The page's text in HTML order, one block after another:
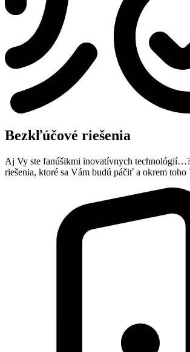
Bezkľúčové riešenia
Aj Vy ste fanúšikmi inovatívnych
riešenia, ktoré sa Vám budú páčiť a okrem